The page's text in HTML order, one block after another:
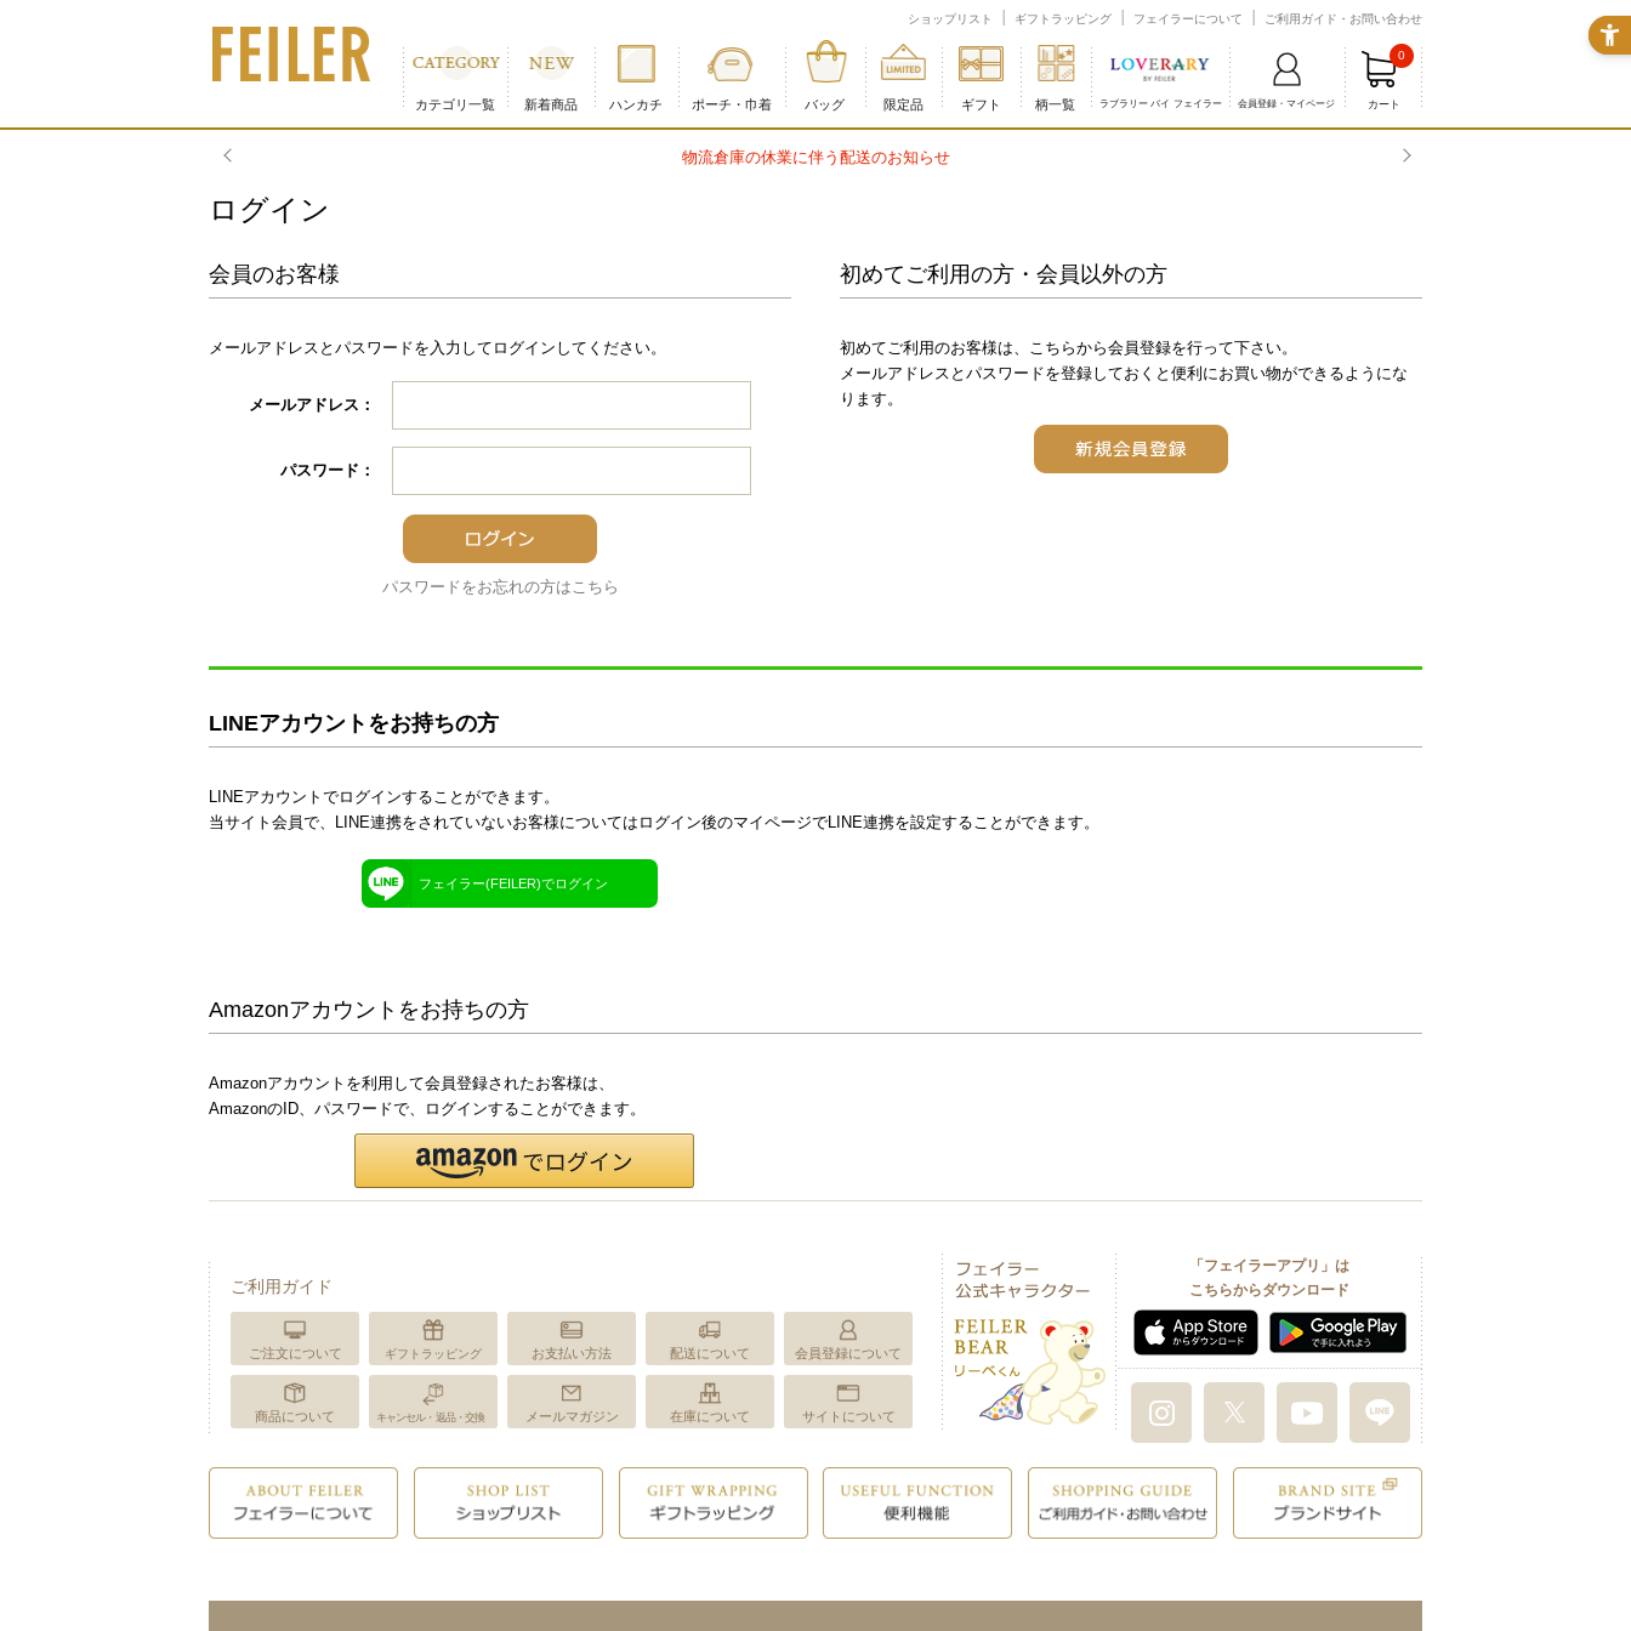
ショップリスト ギフトラッピング フェイラーについて ご利用ガイド・お問い合わせ
カテゴリ一覧 新着商品 ハンカチ ポーチ・巾着 バッグ 限定品 ギフト 柄一覧 ラブラリー バイ フェイラー 会員登録・マイページ カート
0
物流倉庫の休業に伴う配送のお知らせ
ログイン
会員のお客様
メールアドレスとパスワードを入力してログインしてください。
メールアドレス：
パスワード：
パスワードをお忘れの方はこちら
初めてご利用の方・会員以外の方
初めてご利用のお客様は、こちらから会員登録を行って下さい。
メールアドレスとパスワードを登録しておくと便利にお買い物ができるようにな
ります。
LINEアカウントをお持ちの方
LINEアカウントでログインすることができます。
当サイト会員で、LINE連携をされていないお客様についてはログイン後のマイページでLINE連携を設定することができます。
フェイラー(FEILER)でログイン
Amazonアカウントをお持ちの方
Amazonアカウントを利用して会員登録されたお客様は、
AmazonのID、パスワードで、ログインすることができます。
ご利用ガイド
ご注文について ギフトラッピング お支払い方法 配送について 会員登録について
商品について キャンセル・返品・交換 メールマガジン 在庫について サイトについて
「フェイラーアプリ」は
こちらからダウンロード